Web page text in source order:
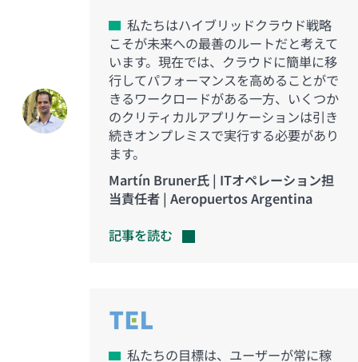
私たちはハイブリッドクラウド戦略
こそが未来への最善のルートだと考えて
います。現在では、クラウドに簡単に移
行してパフォーマンスを高めることがで
きるワークロードがある一方、いくつか
のクリティカルアプリケーションは引き
続きオンプレミスで実行する必要があり
ます。
Martín Bruner氏 | ITオペレーション担
当責任者 | Aeropuertos Argentina
記事を読む
私たちの目標は、ユーザーが常に稼